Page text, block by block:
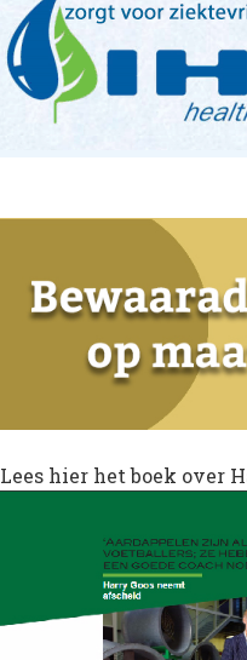
Lees hier het boek over